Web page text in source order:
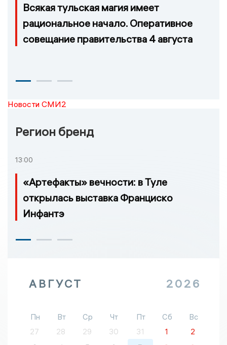
Всякая тульская магия имеет
рациональное начало. Оперативное
совещание правительства 4 августа
Новости СМИ2
Регион бренд
13:00
«Артефакты» вечности: в Туле
открылась выставка Франциско
Инфантэ
АВГУСТ 2026
Пн Вт Ср Чт Пт Сб
Вс
27
28 29 30 31 1
2